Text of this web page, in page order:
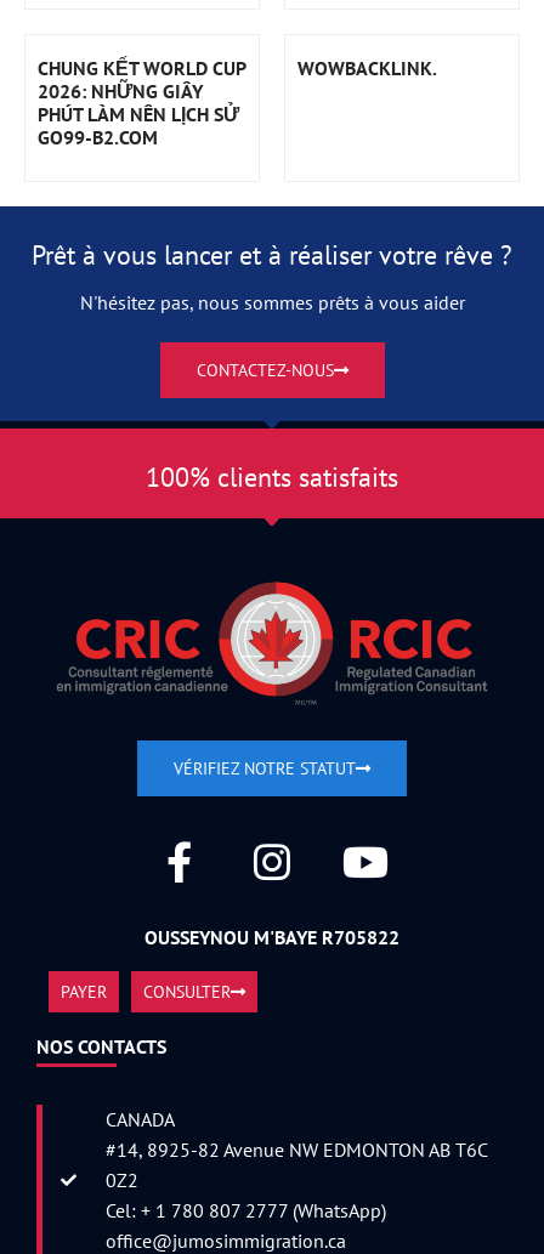
CHUNG KẾT WORLD CUP
2026: NHỮNG GIÂY
PHÚT LÀM NÊN LỊCH SỬ
GO99-B2.COM
WOWBACKLINK.
Prêt à vous lancer et à réaliser votre rêve ?
N'hésitez pas, nous sommes prêts à vous aider
CONTACTEZ-NOUS
100% clients satisfaits
VÉRIFIEZ NOTRE STATUT
OUSSEYNOU M'BAYE R705822
PAYER CONSULTER
NOS CONTACTS
CANADA
#14, 8925-82 Avenue NW EDMONTON AB T6C
0Z2
Cel: + 1 780 807 2777 (WhatsApp)
office@jumosimmigration.ca